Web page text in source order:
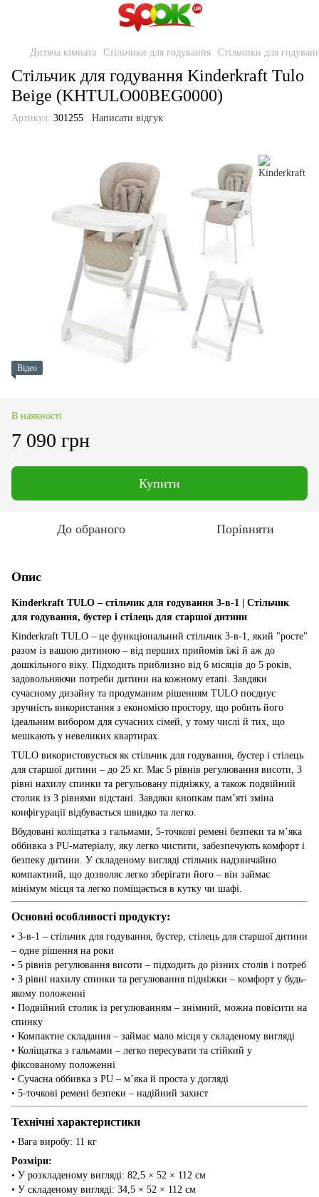
Дитяча кімната Стільчики для годування Стільчики для
Стільчик для годування Kinderkraft Tulo
Beige (KHTULO00BEG0000)
Артикул: 301255 Написати відгук
Відео
В наявності
7 090 грн
Купити
До обраного Порівняти
Опис
Kinderkraft TULO – стільчик для годування 3-в-1 | Стільчик
для годування, бустер і стілець для старшої дитини
Kinderkraft TULO – це функціональний стільчик 3-в-1, який "росте"
разом із вашою дитиною – від перших прийомів їжі й аж до
дошкільного віку. Підходить приблизно від 6 місяців до 5 років,
задовольняючи потреби дитини на кожному етапі. Завдяки
сучасному дизайну та продуманим рішенням TULO поєднує
зручність використання з економією простору, що робить його
ідеальним вибором для сучасних сімей, у тому числі й тих, що
мешкають у невеликих квартирах.
TULO використовується як стільчик для годування, бустер і стілець
для старшої дитини – до 25 кг. Має 5 рівнів регулювання висоти, 3
рівні нахилу спинки та регульовану підніжку, а також подвійний
столик із 3 рівнями відстані. Завдяки кнопкам пам’яті зміна
конфігурації відбувається швидко та легко.
Вбудовані коліщатка з гальмами, 5-точкові ремені безпеки та м’яка
оббивка з PU-матеріалу, яку легко чистити, забезпечують комфорт і
безпеку дитини. У складеному вигляді стільчик надзвичайно
компактний, що дозволяє легко зберігати його – він займає
мінімум місця та легко поміщається в кутку чи шафі.
Основні особливості продукту:
• 3-в-1 – стільчик для годування, бустер, стілець для старшої дитини
– одне рішення на роки
• 5 рівнів регулювання висоти – підходить до різних столів і потреб
• 3 рівні нахилу спинки та регулювання підніжки – комфорт у будь-
якому положенні
• Подвійний столик із регулюванням – знімний, можна повісити на
спинку
• Компактне складання – займає мало місця у складеному вигляді
• Коліщатка з гальмами – легко пересувати та стійкий у
фіксованому положенні
• Сучасна оббивка з PU – м’яка й проста у догляді
• 5-точкові ремені безпеки – надійний захист
Технічні характеристики
• Вага виробу: 11 кг
Розміри:
• У розкладеному вигляді: 82,5 × 52 × 112 см
• У складеному вигляді: 34,5 × 52 × 112 см